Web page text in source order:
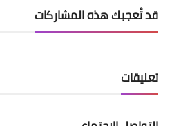
قد تُعجبك هذه المشاركات
تعليقات